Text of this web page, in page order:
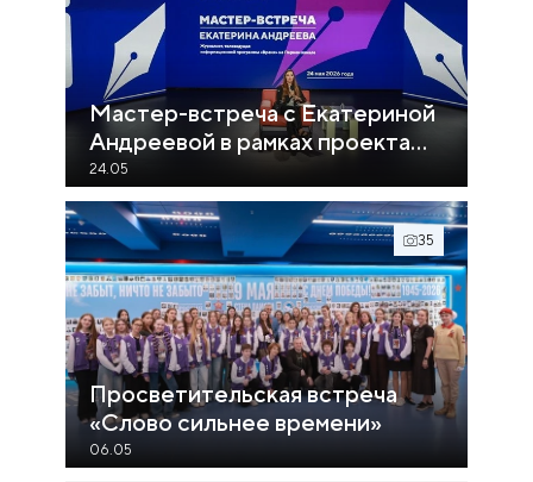
24.05
Мастер-встреча с Екатериной
Андреевой в рамках проекта
«Школа юного журналиста»
35
06.05
Просветительская встреча
«Слово сильнее времени»